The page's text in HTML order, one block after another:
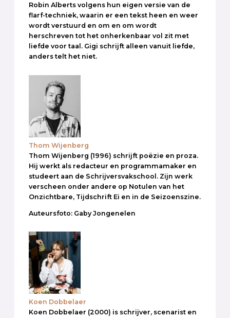
Robin Alberts volgens hun eigen versie van de
flarf-techniek, waarin er een tekst heen en weer
wordt verstuurd en om en om wordt
herschreven tot het onherkenbaar vol zit met
liefde voor taal. Gigi schrijft alleen vanuit liefde,
anders telt het niet.
Thom Wijenberg
Thom Wijenberg (1996) schrijft poëzie en proza.
Hij werkt als redacteur en programmamaker en
studeert aan de Schrijversvakschool. Zijn werk
verscheen onder andere op Notulen van het
Onzichtbare, Tijdschrift Ei en in de Seizoenszine.
Auteursfoto: Gaby Jongenelen
Koen Dobbelaer
Koen Dobbelaer (2000) is schrijver, scenarist en